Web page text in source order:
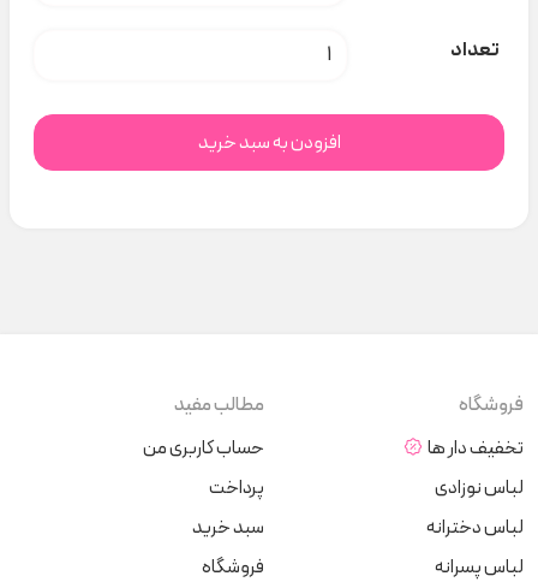
تعداد کلاه شمعی تدی کلاه H000426 عدد
افزودن به سبد خرید
فروشگاه
تخفیف دار ها
لباس نوزادی
لباس دخترانه
لباس پسرانه
مطالب مفید
حساب کاربری من
پرداخت
سبد خرید
فروشگاه